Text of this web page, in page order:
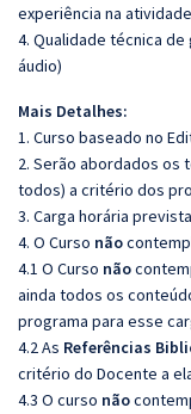
experiência na
4. Qualidade técnica
áudio)
Mais Detalhes:
1. Curso baseado no
2. Serão abordados os
todos) a critério dos
3. Carga horária
4. O Curso não
4.1 O Curso não
ainda todos os
programa para esse
4.2 As Referências
critério do Docente a
4.3 O curso não